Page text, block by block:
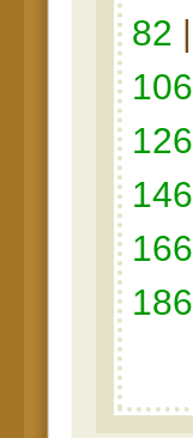
82 |
106
126
146
166
186